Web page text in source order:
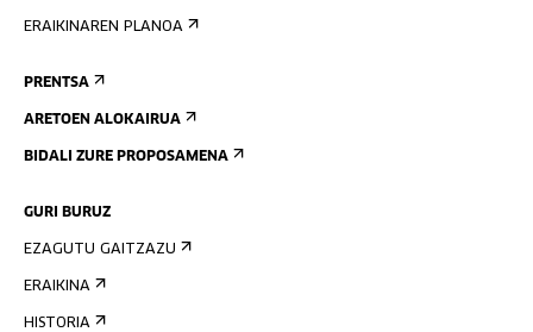
ERAIKINAREN PLANOA
PRENTSA
ARETOEN ALOKAIRUA
BIDALI ZURE PROPOSAMENA
GURI BURUZ
EZAGUTU GAITZAZU
ERAIKINA
HISTORIA